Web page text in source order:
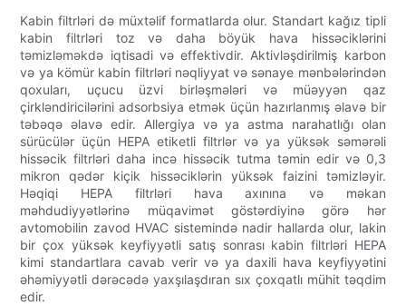
Kabin filtrləri də müxtəlif formatlarda olur. Standart kağız tipli
kabin filtrləri toz və daha böyük hava hissəciklərini
təmizləməkdə iqtisadi və effektivdir. Aktivləşdirilmiş karbon
və ya kömür kabin filtrləri nəqliyyat və sənaye mənbələrindən
qoxuları, uçucu üzvi birləşmələri və müəyyən qaz
çirkləndiricilərini adsorbsiya etmək üçün hazırlanmış əlavə bir
təbəqə əlavə edir. Allergiya və ya astma narahatlığı olan
sürücülər üçün HEPA etiketli filtrlər və ya yüksək səmərəli
hissəcik filtrləri daha incə hissəcik tutma təmin edir və 0,3
mikron qədər kiçik hissəciklərin yüksək faizini təmizləyir.
Həqiqi HEPA filtrləri hava axınına və məkan
məhdudiyyətlərinə müqavimət göstərdiyinə görə hər
avtomobilin zavod HVAC sistemində nadir hallarda olur, lakin
bir çox yüksək keyfiyyətli satış sonrası kabin filtrləri HEPA
kimi standartlara cavab verir və ya daxili hava keyfiyyətini
əhəmiyyətli dərəcədə yaxşılaşdıran sıx çoxqatlı mühit təqdim
edir.